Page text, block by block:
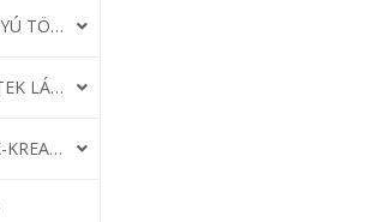
KOMPRESSZOR-SZIVATTYÚ TÖMÍTÉS
RÉZ-ALUMÍNIUM ALÁTÉTEK LÁGYÍTVA
GOLYÓK-MAGTISZTÍTÓK-KREATÍV